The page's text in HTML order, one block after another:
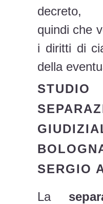
decreto,
quindi che
i diritti di
della
SERGIO
La